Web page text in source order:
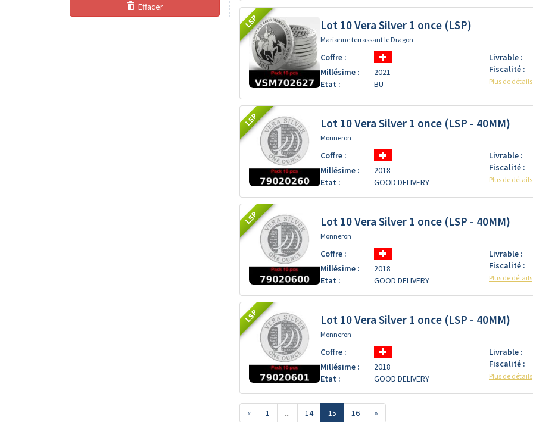
Effacer
LSP Lot 10 Vera Silver 1 once (LSP)
Marianne terrassant le Dragon
Coffre :
Millésime :
2021
Etat :
BU
Livrable :
Fiscalité :
Plus de détails
LSP Lot 10 Vera Silver 1 once (LSP - 40MM)
Monneron
Coffre :
Millésime :
2018
Etat :
GOOD DELIVERY
Livrable :
Fiscalité :
Plus de détails
LSP Lot 10 Vera Silver 1 once (LSP - 40MM)
Monneron
Coffre :
Millésime :
2018
Etat :
GOOD DELIVERY
Livrable :
Fiscalité :
Plus de détails
LSP Lot 10 Vera Silver 1 once (LSP - 40MM)
Monneron
Coffre :
Millésime :
2018
Etat :
GOOD DELIVERY
Livrable :
Fiscalité :
Plus de détails
« 1 ... 14 15 16 »